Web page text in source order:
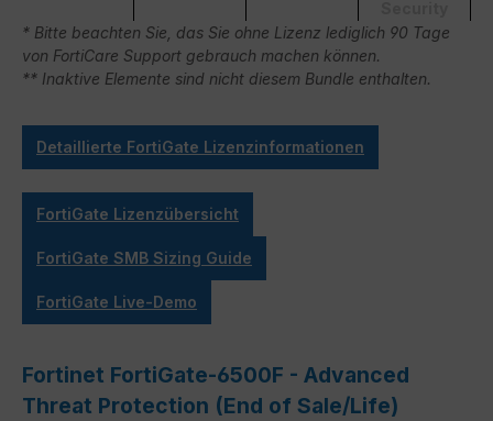
* Bitte beachten Sie, das Sie ohne Lizenz lediglich 90 Tage
von FortiCare Support gebrauch machen können.
** Inaktive Elemente sind nicht diesem Bundle enthalten.
Detaillierte FortiGate Lizenzinformationen
FortiGate Lizenzübersicht
FortiGate SMB Sizing Guide
FortiGate Live-Demo
Fortinet FortiGate-6500F - Advanced
Threat Protection (End of Sale/Life)